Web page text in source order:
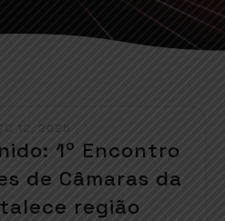
12, 2025
1º Encontro
de Câmaras da
região